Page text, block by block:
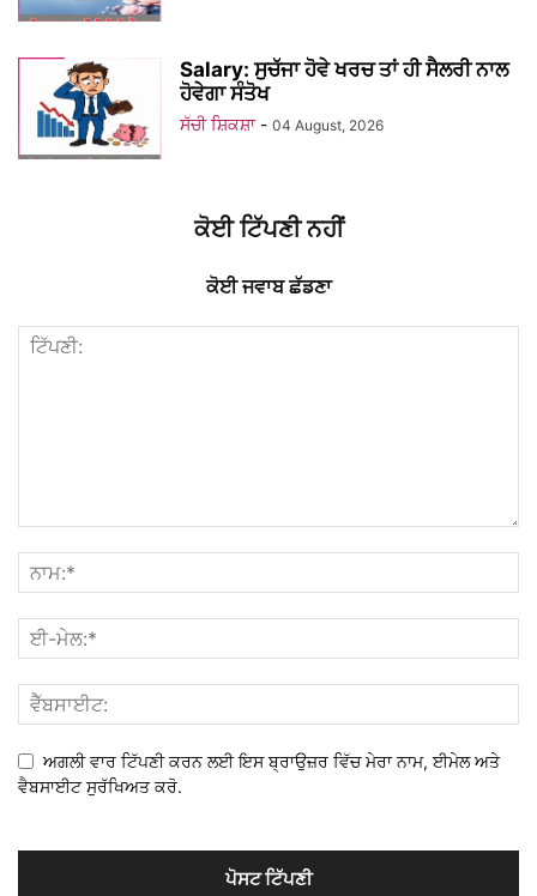
Salary: ਸੁਚੱਜਾ ਹੋਵੇ ਖਰਚ ਤਾਂ ਹੀ ਸੈਲਰੀ ਨਾਲ
ਹੋਵੇਗਾ ਸੰਤੋਖ
ਸੱਚੀ ਸ਼ਿਕਸ਼ਾ - 04 August, 2026
ਕੋਈ ਟਿੱਪਣੀ ਨਹੀਂ
ਕੋਈ ਜਵਾਬ ਛੱਡਣਾ
ਅਗਲੀ ਵਾਰ ਟਿੱਪਣੀ ਕਰਨ ਲਈ ਇਸ ਬ੍ਰਾਉਜ਼ਰ ਵਿੱਚ ਮੇਰਾ ਨਾਮ, ਈਮੇਲ ਅਤੇ
ਵੈਬਸਾਈਟ ਸੁਰੱਖਿਅਤ ਕਰੋ.